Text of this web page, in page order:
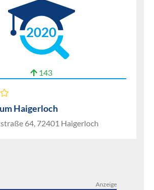
2020
143
Haigerloch
64, 72401 Haigerloch
Anzeige